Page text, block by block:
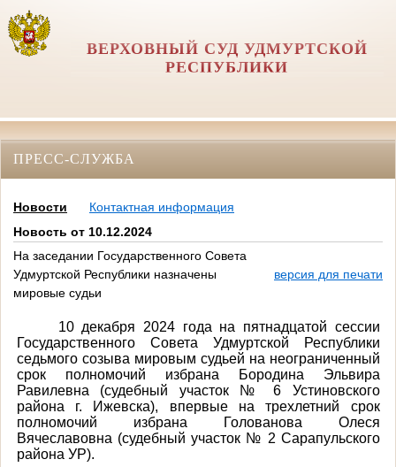
ВЕРХОВНЫЙ СУД УДМУРТСКОЙ
РЕСПУБЛИКИ
ПРЕСС-СЛУЖБА
Новости
Контактная информация
Новость от 10.12.2024
На заседании Государственного Совета
Удмуртской Республики назначены
мировые судьи
версия для печати
10 декабря 2024 года на пятнадцатой сессии
Государственного Совета Удмуртской Республики
седьмого созыва мировым судьей на неограниченный
срок полномочий избрана Бородина Эльвира
Равилевна (судебный участок № 6 Устиновского
района г. Ижевска), впервые на трехлетний срок
полномочий избрана Голованова Олеся
Вячеславовна (судебный участок № 2 Сарапульского
района УР).